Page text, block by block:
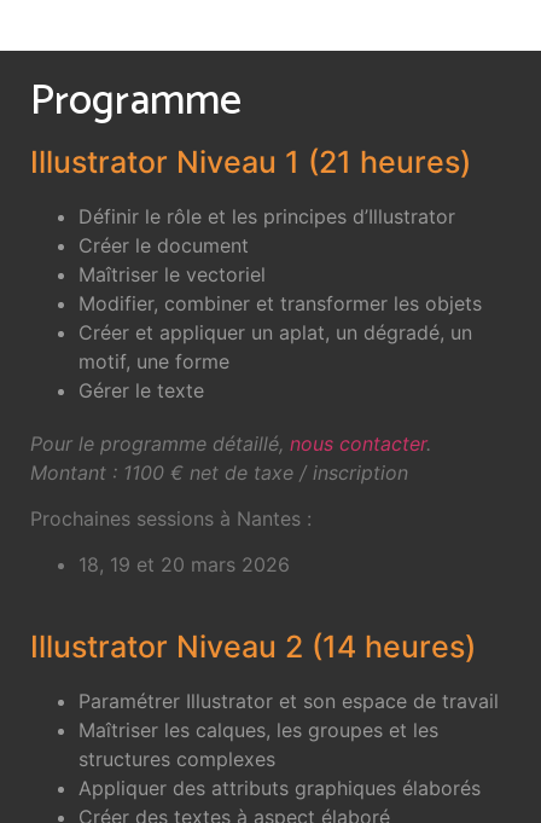
Programme
Illustrator Niveau 1 (21 heures)
Définir le rôle et les principes d’Illustrator
Créer le document
Maîtriser le vectoriel
Modifier, combiner et transformer les objets
Créer et appliquer un aplat, un dégradé, un
motif, une forme
Gérer le texte
Pour le programme détaillé, nous contacter.
Montant : 1100 € net de taxe / inscription
Prochaines sessions à Nantes :
18, 19 et 20 mars 2026
Illustrator Niveau 2 (14 heures)
Paramétrer Illustrator et son espace de travail
Maîtriser les calques, les groupes et les
structures complexes
Appliquer des attributs graphiques élaborés
Créer des textes à aspect élaboré